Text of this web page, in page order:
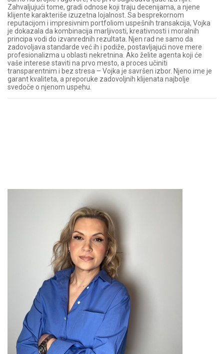
Zahvaljujući tome, gradi odnose koji traju decenijama, a njene
klijente karakteriše izuzetna lojalnost. Sa besprekornom
reputacijom i impresivnim portfoliom uspešnih transakcija, Vojka
je dokazala da kombinacija marljivosti, kreativnosti i moralnih
principa vodi do izvanrednih rezultata. Njen rad ne samo da
zadovoljava standarde već ih i podiže, postavljajući nove mere
profesionalizma u oblasti nekretnina. Ako želite agenta koji će
vaše interese staviti na prvo mesto, a proces učiniti
transparentnim i bez stresa – Vojka je savršen izbor. Njeno ime je
garant kvaliteta, a preporuke zadovoljnih klijenata najbolje
svedoče o njenom uspehu.